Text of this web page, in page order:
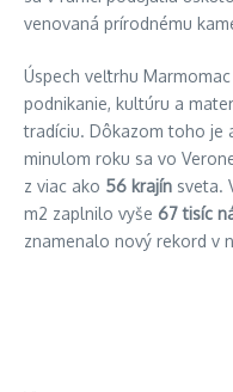
venovaná prírodnému
Úspech veľtrhu
podnikanie, kultúru a
tradíciu. Dôkazom toho je
minulom roku sa vo
z viac ako 56 krajín sveta.
m2 zaplnilo vyše 67 tisíc
znamenalo nový rekord v